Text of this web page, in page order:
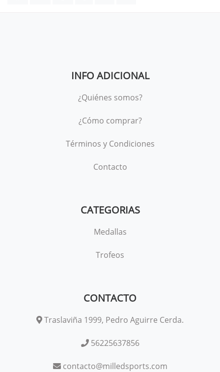
INFO ADICIONAL
¿Quiénes somos?
¿Cómo comprar?
Términos y Condiciones
Contacto
CATEGORIAS
Medallas
Trofeos
CONTACTO
Traslaviña 1999, Pedro Aguirre Cerda.
56225637856
contacto@milledsports.com